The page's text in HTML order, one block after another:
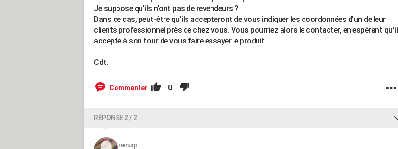
Je suppose qu'ils n'ont pas de revendeurs ?
Dans ce cas, peut-être qu'ils accepteront de vous indiquer les coordonnées d'un de leur
clients professionnel près de chez vous. Vous pourriez alors le contacter, en espérant qu'il
accepte à son tour de vous faire essayer le produit...
Cdt.
Commenter 0
RÉPONSE 2 / 2
reinurp